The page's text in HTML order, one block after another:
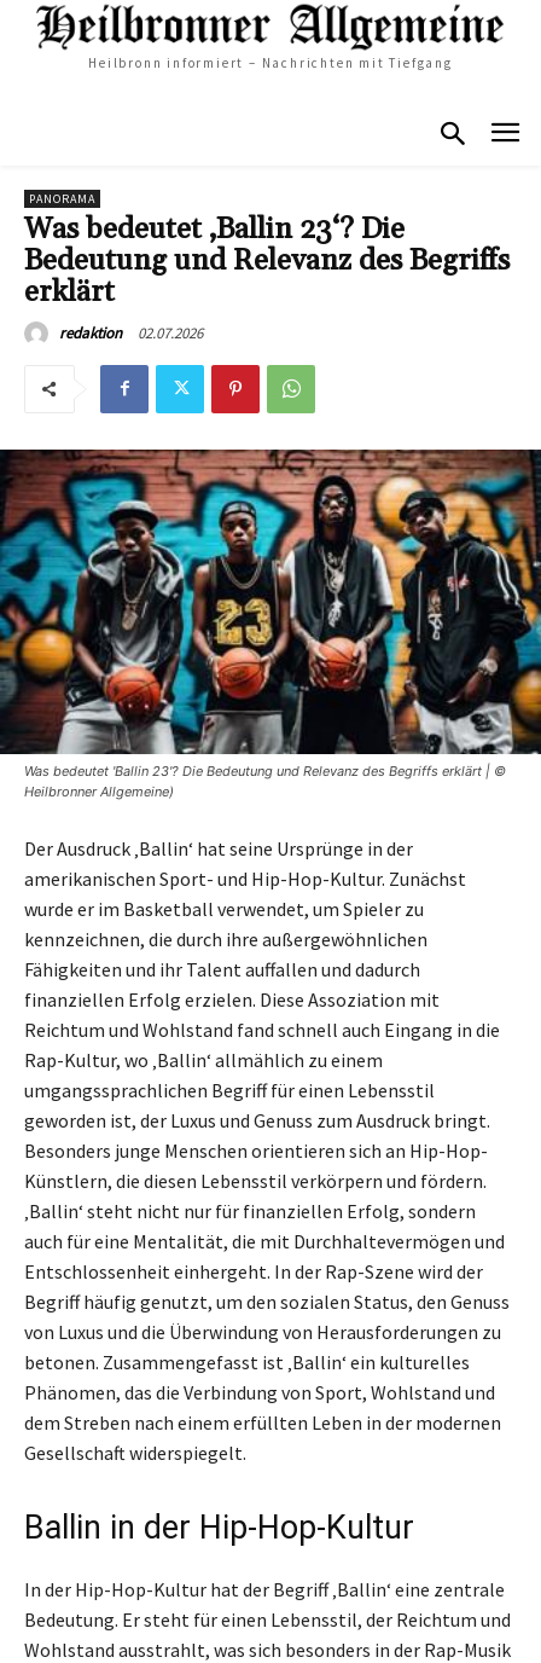
Heilbronn informiert – Nachrichten mit Tiefgang
PANORAMA
Was bedeutet ‚Ballin 23‘? Die
Bedeutung und Relevanz des Begriffs
erklärt
redaktion 02.07.2026
Was bedeutet 'Ballin 23'? Die Bedeutung und Relevanz des Begriffs erklärt | ©
Heilbronner Allgemeine)
Der Ausdruck ‚Ballin‘ hat seine Ursprünge in der
amerikanischen Sport- und Hip-Hop-Kultur. Zunächst
wurde er im Basketball verwendet, um Spieler zu
kennzeichnen, die durch ihre außergewöhnlichen
Fähigkeiten und ihr Talent auffallen und dadurch
finanziellen Erfolg erzielen. Diese Assoziation mit
Reichtum und Wohlstand fand schnell auch Eingang in die
Rap-Kultur, wo ‚Ballin‘ allmählich zu einem
umgangssprachlichen Begriff für einen Lebensstil
geworden ist, der Luxus und Genuss zum Ausdruck bringt.
Besonders junge Menschen orientieren sich an Hip-Hop-
Künstlern, die diesen Lebensstil verkörpern und fördern.
‚Ballin‘ steht nicht nur für finanziellen Erfolg, sondern
auch für eine Mentalität, die mit Durchhaltevermögen und
Entschlossenheit einhergeht. In der Rap-Szene wird der
Begriff häufig genutzt, um den sozialen Status, den Genuss
von Luxus und die Überwindung von Herausforderungen zu
betonen. Zusammengefasst ist ‚Ballin‘ ein kulturelles
Phänomen, das die Verbindung von Sport, Wohlstand und
dem Streben nach einem erfüllten Leben in der modernen
Gesellschaft widerspiegelt.
Ballin in der Hip-Hop-Kultur
In der Hip-Hop-Kultur hat der Begriff ‚Ballin‘ eine zentrale
Bedeutung. Er steht für einen Lebensstil, der Reichtum und
Wohlstand ausstrahlt, was sich besonders in der Rap-Musik